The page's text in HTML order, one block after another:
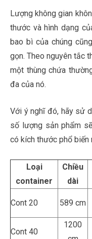
Lượng không gian
thước và hình dạng
bao bì của chúng
gọn. Theo nguyên tắc
một thùng chứa
đa của nó.
Với ý nghĩ đó, hãy sử
số lượng sản phẩm
có kích thước phổ biến
Loại
container
Chiều
dài
Cont 20 589 cm
Cont 40
1200